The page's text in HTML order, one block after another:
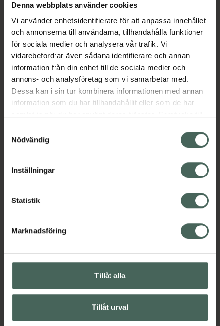
Denna webbplats använder cookies
Vi använder enhetsidentifierare för att anpassa innehållet
och annonserna till användarna, tillhandahålla funktioner
för sociala medier och analysera vår trafik. Vi
vidarebefordrar även sådana identifierare och annan
information från din enhet till de sociala medier och
annons- och analysföretag som vi samarbetar med.
Dessa kan i sin tur kombinera informationen med annan
information som du har tillhandahållit eller som de har
återkalla ditt samtycke via webbplatsens
cookieinställningar. Ett återkallat samtycke påverkar inte
lagligheten av behandling som skett innan återkallelsen.
Nödvändig
Inställningar
Statistik
Marknadsföring
Tillåt alla
Tillåt urval